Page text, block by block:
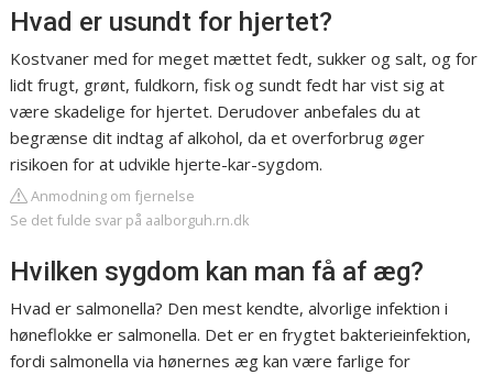
Hvad er usundt for hjertet?
Kostvaner med for meget mættet fedt, sukker og salt, og for
lidt frugt, grønt, fuldkorn, fisk og sundt fedt har vist sig at
være skadelige for hjertet. Derudover anbefales du at
begrænse dit indtag af alkohol, da et overforbrug øger
risikoen for at udvikle hjerte-kar-sygdom.
Anmodning om fjernelse
Se det fulde svar på aalborguh.rn.dk
Hvilken sygdom kan man få af æg?
Hvad er salmonella? Den mest kendte, alvorlige infektion i
høneflokke er salmonella. Det er en frygtet bakterieinfektion,
fordi salmonella via hønernes æg kan være farlige for